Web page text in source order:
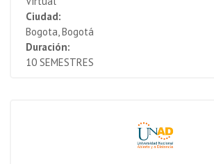
Ciudad:
Bogota, Bogotá
Duración:
10 SEMESTRES